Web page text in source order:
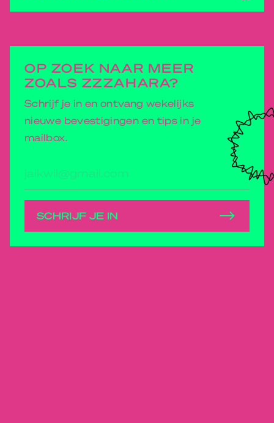
OP ZOEK NAAR MEER
ZOALS ZZZAHARA?
Schrijf je in en ontvang wekelijks
nieuwe bevestigingen en tips in je
mailbox.
mailadres
SCHRIJF JE IN